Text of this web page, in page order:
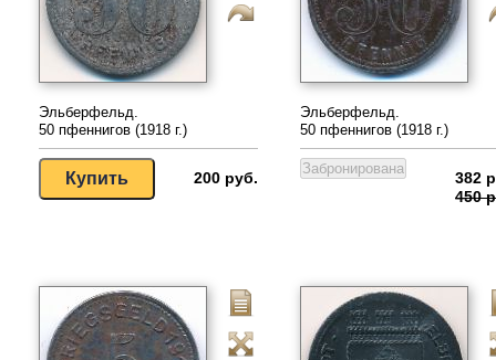
Эльберфельд.
50 пфеннигов (1918 г.)
200 руб.
Эльберфельд.
50 пфеннигов (1918 г.)
382
450